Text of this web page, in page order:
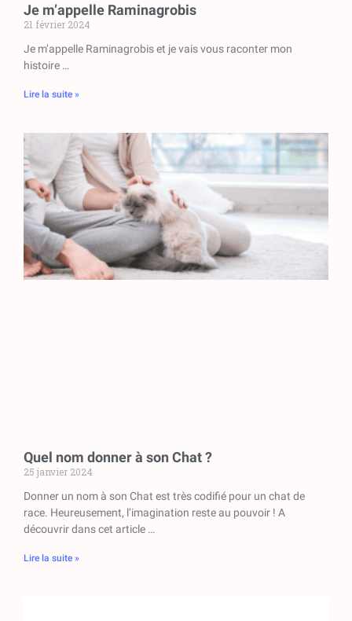
Je m’appelle Raminagrobis
21 février 2024
Je m’appelle Raminagrobis et je vais vous raconter mon
histoire …
Lire la suite »
Quel nom donner à son Chat ?
25 janvier 2024
Donner un nom à son Chat est très codifié pour un chat de
race. Heureusement, l’imagination reste au pouvoir ! A
découvrir dans cet article …
Lire la suite »